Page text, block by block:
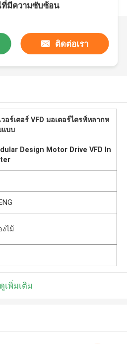
มีความซับซ้อน
ติดต่อเรา
วอร์เตอร์ VFD มอเตอร์ไดรฟ์หลากห
แบบ
Design Motor Drive VFD In
งไม้
ดูเพิ่มเติม